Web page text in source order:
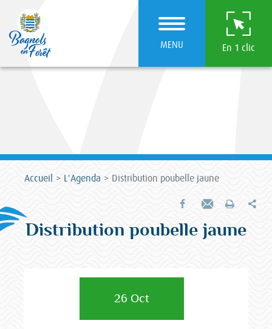
MENU En 1 clic
Accueil L'Agenda Distribution poubelle jaune
Partager sur Facebook
Envoyer par e-mail
Imprimer
Distribution poubelle jaune
26 Oct